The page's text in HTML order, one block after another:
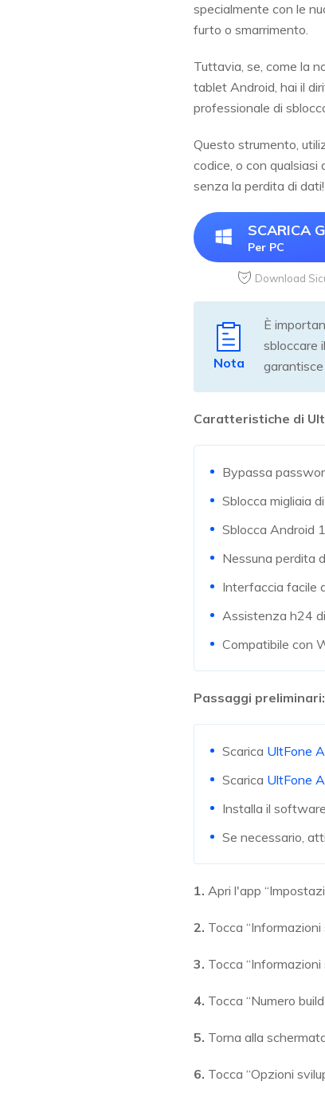
specialmente con le
furto o smarrimento.
Tuttavia, se, come la
tablet Android, hai il
professionale di
Questo strumento,
codice, o con qualsiasi
senza la perdita di dati!
SCARICA
Per PC
Download
Nota
È
sbloccare
Caratteristiche di
Bypassa
Sblocca migliaia
Sblocca Android
Nessuna perdita
Interfaccia facile
Assistenza h24
Compatibile con
Passaggi preliminari:
Scarica UltFone
Scarica UltFone
Installa il
Se necessario,
1. Apri l'app
2. Tocca “Informazioni
3. Tocca
4. Tocca “Numero
5. Torna alla
6. Tocca “Opzioni